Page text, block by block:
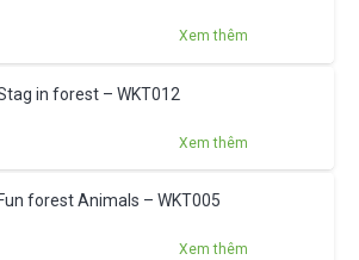
Xem thêm
in forest – WKT012
Xem thêm
forest Animals – WKT005
Xem thêm